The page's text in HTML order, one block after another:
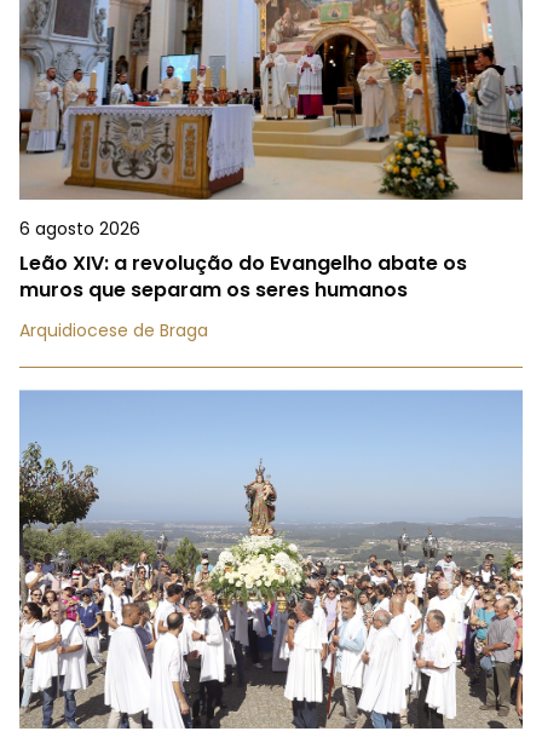
6 agosto 2026
Leão XIV: a revolução do Evangelho abate os
muros que separam os seres humanos
Arquidiocese de Braga